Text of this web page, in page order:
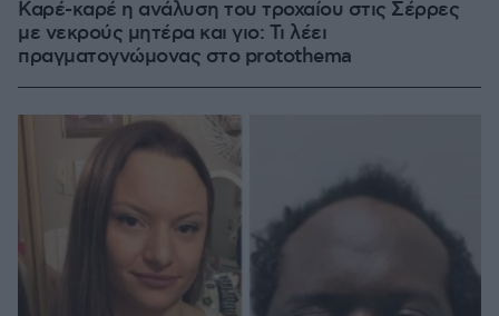
Καρέ-καρέ η ανάλυση του τροχαίου στις Σέρρες
με νεκρούς μητέρα και γιο: Τι λέει
πραγματογνώμονας στο protothema